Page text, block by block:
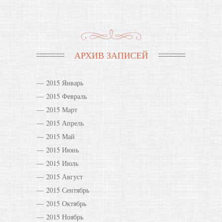
АРХИВ ЗАПИСЕЙ
2015 Январь
2015 Февраль
2015 Март
2015 Апрель
2015 Май
2015 Июнь
2015 Июль
2015 Август
2015 Сентябрь
2015 Октябрь
2015 Ноябрь